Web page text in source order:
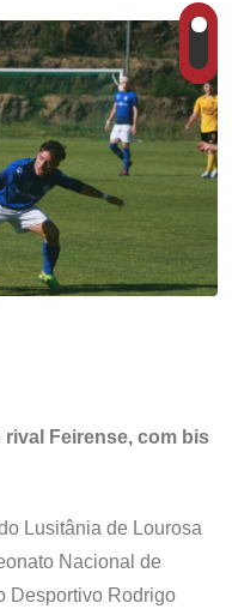
Feirense, com bis
Lusitânia de Lourosa
Nacional de
Desportivo Rodrigo